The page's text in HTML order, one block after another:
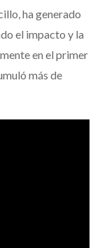
ha generado
el impacto y la
en el primer
más de